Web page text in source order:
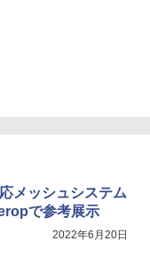
メッシュシステム
で参考展示
2022年6月20日